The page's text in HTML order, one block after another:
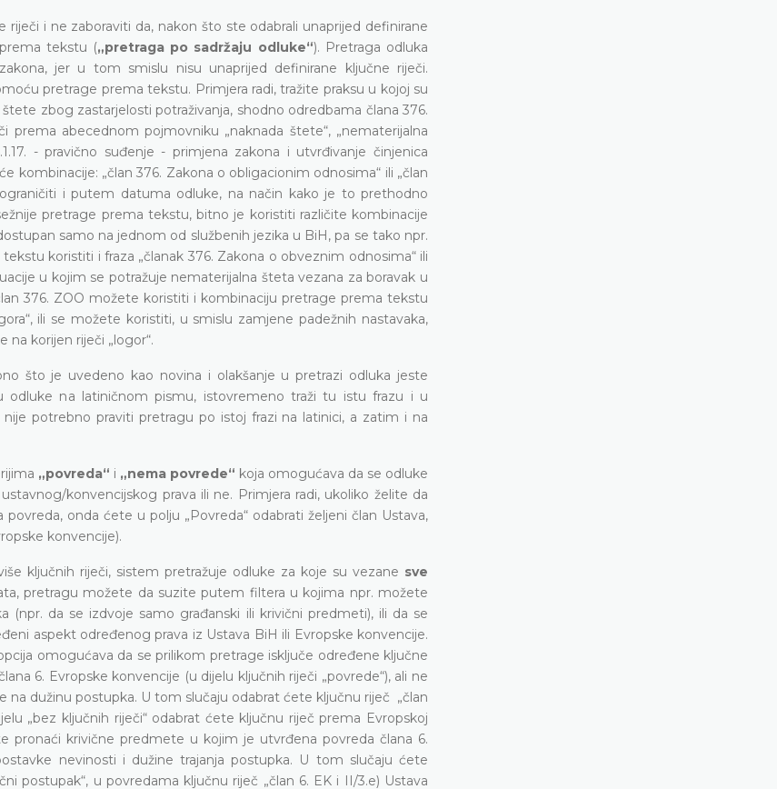
i ne zaboraviti da, nakon što ste odabrali unaprijed definirane
tekstu („pretraga po sadržaju odluke“). Pretraga odluka
jer u tom smislu nisu unaprijed definirane ključne riječi.
pretrage prema tekstu. Primjera radi, tražite praksu u kojoj su
zbog zastarjelosti potraživanja, shodno odredbama člana 376.
abecednom pojmovniku „naknada štete“, „nematerijalna
- pravično suđenje - primjena zakona i utvrđivanje činjenica
kombinacije: „član 376. Zakona o obligacionim odnosima“ ili „član
i putem datuma odluke, na način kako je to prethodno
pretrage prema tekstu, bitno je koristiti različite kombinacije
samo na jednom od službenih jezika u BiH, pa se tako npr.
koristiti i fraza „članak 376. Zakona o obveznim odnosima“ ili
u kojim se potražuje nematerijalna šteta vezana za boravak u
376. ZOO možete koristiti i kombinaciju pretrage prema tekstu
ili se možete koristiti, u smislu zamjene padežnih nastavaka,
na korijen riječi „logor“.
što je uvedeno kao novina i olakšanje u pretrazi odluka jeste
odluke na latiničnom pismu, istovremeno traži tu istu frazu i u
potrebno praviti pretragu po istoj frazi na latinici, a zatim i na
„povreda“ i „nema povrede“ koja omogućava da se odluke
konvencijskog prava ili ne. Primjera radi, ukoliko želite da
onda ćete u polju „Povreda“ odabrati željeni član Ustava,
konvencije).
ključnih riječi, sistem pretražuje odluke za koje su vezane sve
pretragu možete da suzite putem filtera u kojima npr. možete
da se izdvoje samo građanski ili krivični predmeti), ili da se
aspekt određenog prava iz Ustava BiH ili Evropske konvencije.
omogućava da se prilikom pretrage isključe određene ključne
6. Evropske konvencije (u dijelu ključnih riječi „povrede“), ali ne
dužinu postupka. U tom slučaju odabrat ćete ključnu riječ „član
„bez ključnih riječi“ odabrat ćete ključnu riječ prema Evropskoj
pronaći krivične predmete u kojim je utvrđena povreda člana 6.
nevinosti i dužine trajanja postupka. U tom slučaju ćete
postupak“, u povredama ključnu riječ „član 6. EK i II/3.e) Ustava